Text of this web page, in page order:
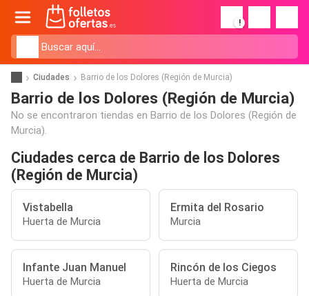
!
Ciudades Barrio de los Dolores (Región de Murcia)
Barrio de los Dolores (Región de Murcia)
No se encontraron tiendas en Barrio de los Dolores (Región de
Murcia).
Ciudades cerca de Barrio de los Dolores
(Región de Murcia)
Vistabella
Huerta de Murcia
Ermita del Rosario
Murcia
Infante Juan Manuel
Huerta de Murcia
Rincón de los Ciegos
Huerta de Murcia